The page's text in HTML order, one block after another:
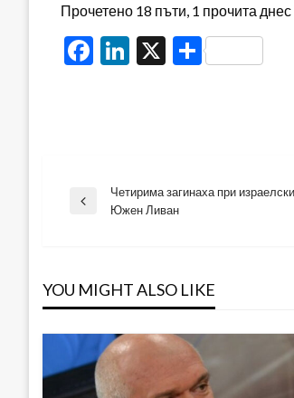
Прочетено 18 пъти, 1 прочита днес
Facebook
LinkedIn
X Share
Навигация
Previous
Четирима загинаха при
Южен Ливан
YOU MIGHT ALSO LIKE